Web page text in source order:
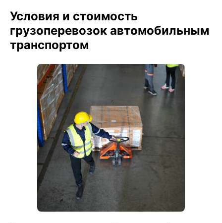
Условия и стоимость
грузоперевозок автомобильным
транспортом